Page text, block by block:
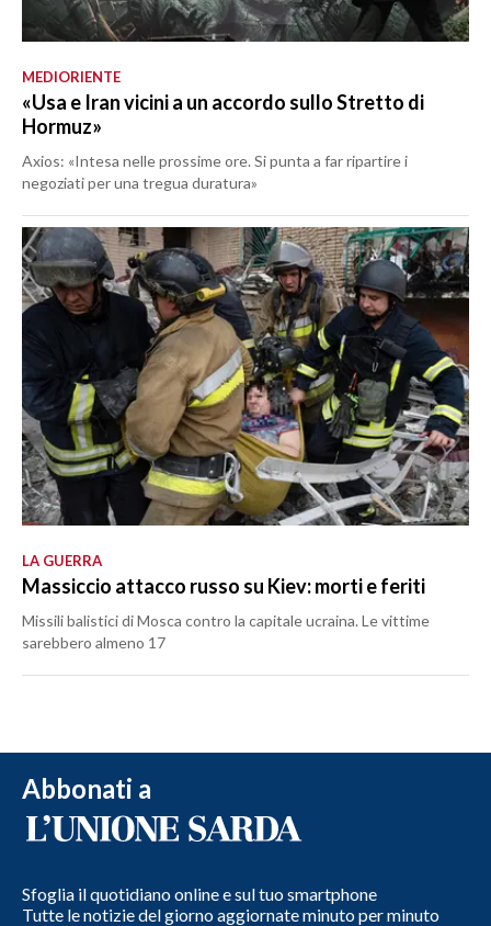
MEDIORIENTE
«Usa e Iran vicini a un accordo sullo Stretto di
Hormuz»
Axios: «Intesa nelle prossime ore. Si punta a far ripartire i
negoziati per una tregua duratura»
LA GUERRA
Massiccio attacco russo su Kiev: morti e feriti
Missili balistici di Mosca contro la capitale ucraina. Le vittime
sarebbero almeno 17
Abbonati a
Sfoglia il quotidiano online e sul tuo smartphone
Tutte le notizie del giorno aggiornate minuto per minuto